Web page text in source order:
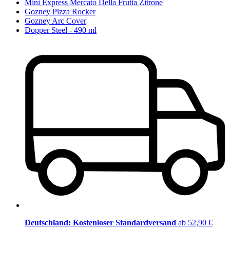
Mini Express Mercato Della Frutta Zitrone
Gozney Pizza Rocker
Gozney Arc Cover
Dopper Steel - 490 ml
Deutschland: Kostenloser Standardversand ab 52,90 €